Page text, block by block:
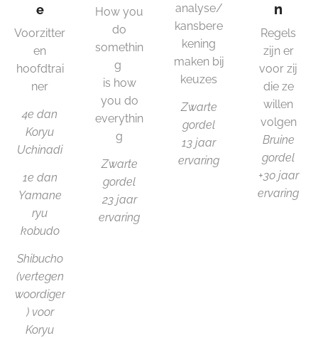
e
Voorzitter
en
hoofdtrai
ner
4e dan
Koryu
Uchinadi
1e dan
Yamane
ryu
kobudo
Shibucho
(vertegen
woordiger
) voor
Koryu
How you
do
somethin
g
is how
you do
everythin
g
Zwarte
gordel
23 jaar
ervaring
analyse/
kansbere
kening
maken bij
keuzes
Zwarte
gordel
13 jaar
ervaring
n
Regels
zijn er
voor zij
die ze
willen
volgen
Bruine
gordel
+30 jaar
ervaring